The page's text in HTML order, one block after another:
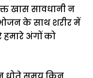
खास सावधानी न
के साथ शरीर में
अंगों को